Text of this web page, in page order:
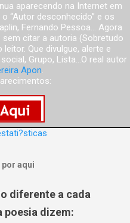
aparecendo na Internet em
“Autor desconhecido” e os
Fernando Pessoa... Agora
citar a autoria (Sobretudo
Que divulgue, alerte e
Grupo, Lista...O real autor
Apon.
por aqui
diferente a cada
poesia dizem: